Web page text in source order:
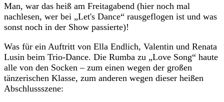
Man, war das heiß am Freitagabend (hier noch mal
nachlesen, wer bei „Let's Dance“ rausgeflogen ist und was
sonst noch in der Show passierte)!
Was für ein Auftritt von Ella Endlich, Valentin und Renata
Lusin beim Trio-Dance. Die Rumba zu „Love Song“ haute
alle von den Socken – zum einen wegen der großen
tänzerischen Klasse, zum anderen wegen dieser heißen
Abschlussszene: